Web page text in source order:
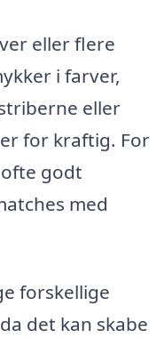
eller flere
i farver,
eller
for kraftig. For
godt
med
forskellige
det kan skabe